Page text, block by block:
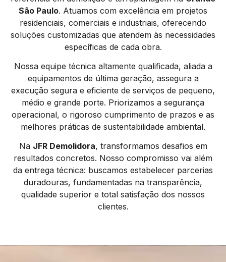
São Paulo. Atuamos com excelência em projetos
residenciais, comerciais e industriais, oferecendo
soluções customizadas que atendem às necessidades
específicas de cada obra.
Nossa equipe técnica altamente qualificada, aliada a
equipamentos de última geração, assegura a
execução segura e eficiente de serviços de pequeno,
médio e grande porte. Priorizamos a segurança
operacional, o rigoroso cumprimento de prazos e as
melhores práticas de sustentabilidade ambiental.
Na JFR Demolidora, transformamos desafios em
resultados concretos. Nosso compromisso vai além
da entrega técnica: buscamos estabelecer parcerias
duradouras, fundamentadas na transparência,
qualidade superior e total satisfação dos nossos
clientes.